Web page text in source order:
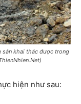
sản khai thác được trong
hiện như sau: